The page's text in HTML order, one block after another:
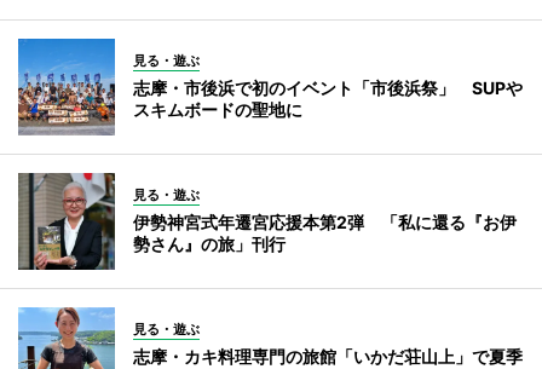
見る・遊ぶ
志摩・市後浜で初のイベント「市後浜祭」 SUPや
スキムボードの聖地に
見る・遊ぶ
伊勢神宮式年遷宮応援本第2弾 「私に還る『お伊
勢さん』の旅」刊行
見る・遊ぶ
志摩・カキ料理専門の旅館「いかだ荘山上」で夏季